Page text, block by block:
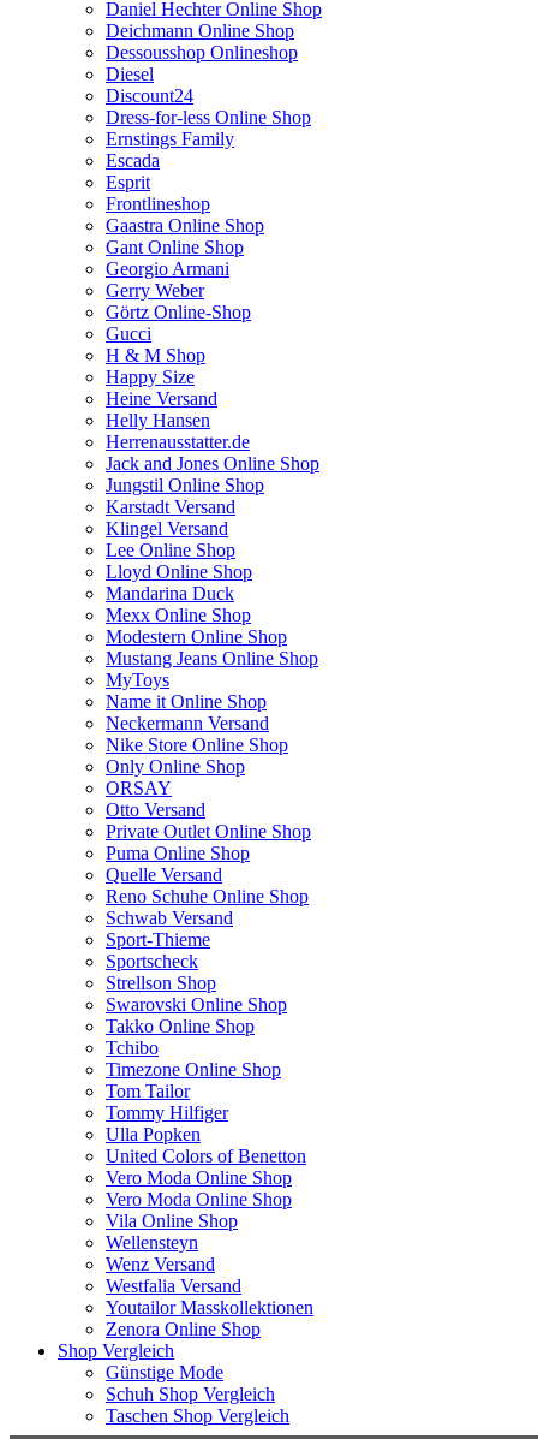
Daniel Hechter Online Shop
Deichmann Online Shop
Dessousshop Onlineshop
Diesel
Discount24
Dress-for-less Online Shop
Ernstings Family
Escada
Esprit
Frontlineshop
Gaastra Online Shop
Gant Online Shop
Georgio Armani
Gerry Weber
Görtz Online-Shop
Gucci
H & M Shop
Happy Size
Heine Versand
Helly Hansen
Herrenausstatter.de
Jack and Jones Online Shop
Jungstil Online Shop
Karstadt Versand
Klingel Versand
Lee Online Shop
Lloyd Online Shop
Mandarina Duck
Mexx Online Shop
Modestern Online Shop
Mustang Jeans Online Shop
MyToys
Name it Online Shop
Neckermann Versand
Nike Store Online Shop
Only Online Shop
ORSAY
Otto Versand
Private Outlet Online Shop
Puma Online Shop
Quelle Versand
Reno Schuhe Online Shop
Schwab Versand
Sport-Thieme
Sportscheck
Strellson Shop
Swarovski Online Shop
Takko Online Shop
Tchibo
Timezone Online Shop
Tom Tailor
Tommy Hilfiger
Ulla Popken
United Colors of Benetton
Vero Moda Online Shop
Vero Moda Online Shop
Vila Online Shop
Wellensteyn
Wenz Versand
Westfalia Versand
Youtailor Masskollektionen
Zenora Online Shop
Shop Vergleich
Günstige Mode
Schuh Shop Vergleich
Taschen Shop Vergleich